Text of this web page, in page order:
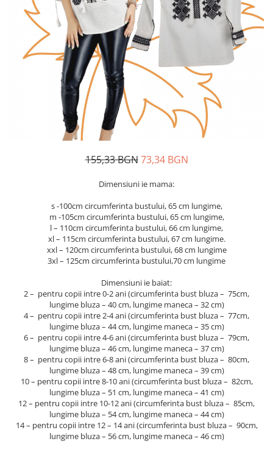
Дамски панталони
Дамски пуловери
Дамски сака
Дамски спортни комплекти
Дамски тениски
Дамски якета
Пояси за момчета
155,33 BGN 73,34 BGN
Dimensiuni ie mama:
s -100cm circumferinta bustului, 65 cm lungime,
m -105cm circumferinta bustului, 65 cm lungime,
l – 110cm circumferinta bustului, 66 cm lungime,
xl – 115cm circumferinta bustului, 67 cm lungime.
xxl – 120cm circumferinta bustului, 68 cm lungime
3xl – 125cm circumferinta bustului,70 cm lungime
Dimensiuni ie baiat:
2 – pentru copii intre 0-2 ani (circumferinta bust bluza – 75cm,
lungime bluza – 40 cm, lungime maneca – 32 cm)
4 – pentru copii intre 2-4 ani (circumferinta bust bluza – 77cm,
lungime bluza – 44 cm, lungime maneca – 35 cm)
6 – pentru copii intre 4-6 ani (circumferinta bust bluza – 79cm,
lungime bluza – 46 cm, lungime maneca – 37 cm)
8 – pentru copii intre 6-8 ani (circumferinta bust bluza – 80cm,
lungime bluza – 48 cm, lungime maneca – 39 cm)
10 – pentru copii intre 8-10 ani (circumferinta bust bluza – 82cm,
lungime bluza – 51 cm, lungime maneca – 41 cm)
12 – pentru copii intre 10-12 ani (circumferinta bust bluza – 85cm,
lungime bluza – 54 cm, lungime maneca – 44 cm)
14 – pentru copii intre 12 – 14 ani (circumferinta bust bluza – 90cm,
lungime bluza – 56 cm, lungime maneca – 46 cm)